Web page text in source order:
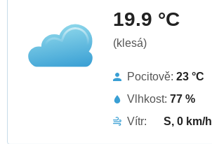
19.9 °C
(klesá)
Pocitově: 23 °C
Vlhkost: 77 %
Vítr:
S, 0 km/h